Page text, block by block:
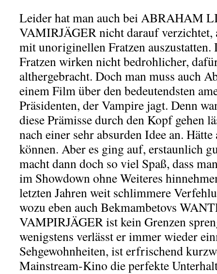
Leider hat man auch bei ABRAHAM
VAMIRJÄGER nicht darauf verzichtet,
mit unoriginellen Fratzen auszustatten.
Fratzen wirken nicht bedrohlicher,
althergebracht. Doch man muss auch
einem Film über den bedeutendsten
Präsidenten, der Vampire jagt. Denn
diese Prämisse durch den Kopf gehen
nach einer sehr absurden Idee an.
können. Aber es ging auf, erstaunlich
macht dann doch so viel Spaß, dass
im Showdown ohne Weiteres
letzten Jahren weit schlimmere
wozu eben auch Bekmambetovs
VAMPIRJÄGER ist kein Grenzen
wenigstens verlässt er immer wieder
Sehgewohnheiten, ist erfrischend
Mainstream-Kino die perfekte